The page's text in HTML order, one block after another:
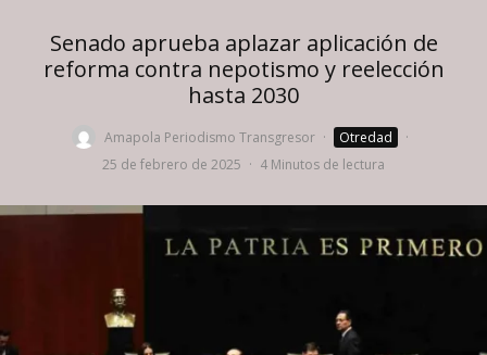
Senado aprueba aplazar aplicación de
reforma contra nepotismo y reelección
hasta 2030
Amapola Periodismo Transgresor · Otredad
·
25 de febrero de 2025 · 4 Minutos de lectura